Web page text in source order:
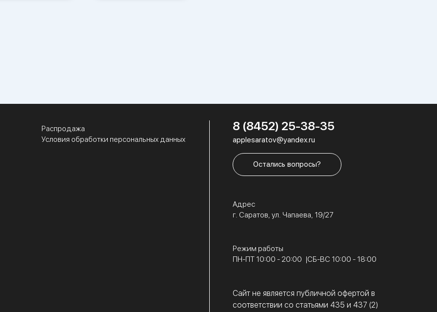
Распродажа
Условия обработки персональных данных
8 (8452) 25-38-35
applesaratov@yandex.ru
Остались вопросы?
Адрес
г. Саратов, ул. Чапаева, 19/27
Режим работы
ПН-ПТ 10:00 - 20:00
СБ-ВС 10:00 - 18:00
Сайт не является публичной офертой в
соответствии со статьями 435 и 437 (2)